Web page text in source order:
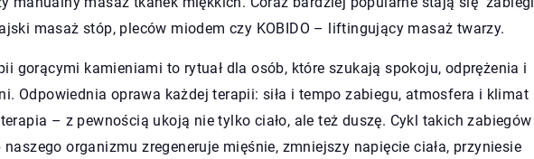
masaż stóp, pleców miodem czy KOBIDO – liftingujący masaż twarzy.
gorącymi kamieniami to rytuał dla osób, które szukają spokoju, odprężenia i
Odpowiednia oprawa każdej terapii: siła i tempo zabiegu, atmosfera i klimat
– z pewnością ukoją nie tylko ciało, ale też duszę. Cykl takich zabiegów
organizmu zregeneruje mięśnie, zmniejszy napięcie ciała, przyniesie